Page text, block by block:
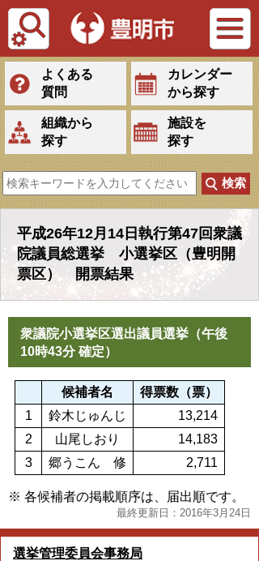
Tiếng Việt
よくある
質問
カレンダー
から探す
組織から
探す
施設を
探す
平成26年12月14日執行第47回衆議
院議員総選挙 小選挙区（豊明開
票区） 開票結果
衆議院小選挙区選出議員選挙（午後
10時43分 確定）
候補者名
得票数（票）
1
鈴木じゅんじ
13,214
2
山尾しおり
14,183
3
郷うこん 修 2,711
※ 各候補者の掲載順序は、届出順です。
最終更新日：2016年3月24日
選挙管理委員会事務局